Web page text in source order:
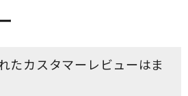
たカスタマーレビューはま